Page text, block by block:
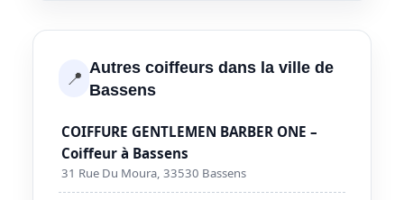
📍 Autres coiffeurs dans la ville de
Bassens
COIFFURE GENTLEMEN BARBER ONE –
Coiffeur à Bassens
31 Rue Du Moura, 33530 Bassens